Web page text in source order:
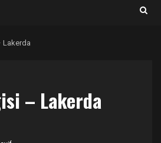
Lakerda
– Lakerda